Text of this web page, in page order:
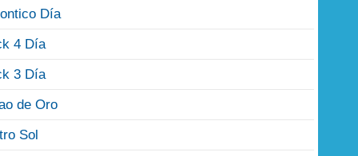
Día
4 Día
3 Día
de Oro
Sol